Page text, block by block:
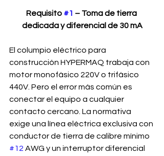
Requisito #1 – Toma de tierra
dedicada y diferencial de 30 mA
El columpio eléctrico para
construcción HYPERMAQ trabaja con
motor monofásico 220V o trifásico
440V. Pero el error más común es
conectar el equipo a cualquier
contacto cercano. La normativa
exige una línea eléctrica exclusiva con
conductor de tierra de calibre mínimo
#12 AWG y un interruptor diferencial